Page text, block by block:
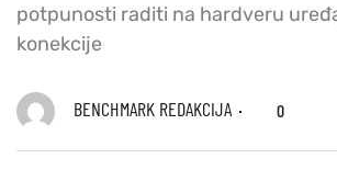
potpunosti raditi na hardveru
konekcije
BENCHMARK REDAKCIJA 0